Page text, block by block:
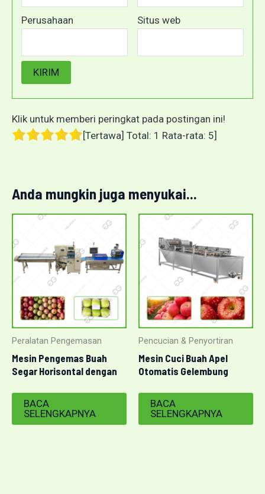
Perusahaan Situs web
Klik untuk memberi peringkat pada postingan ini!
[Tertawa] Total: 1 Rata-rata: 5]
Anda mungkin juga menyukai...
Peralatan Pengemasan
Mesin Pengemas Buah
Segar Horisontal dengan
BACA
SELENGKAPNYA
Pencucian & Penyortiran
Mesin Cuci Buah Apel
Otomatis Gelembung
BACA
SELENGKAPNYA